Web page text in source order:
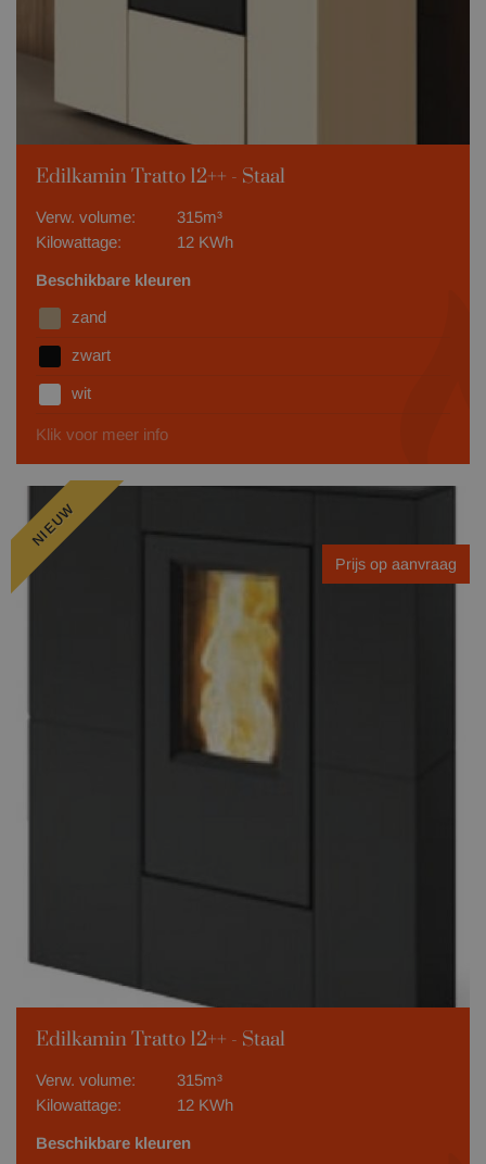
Edilkamin Tratto 12++ - Staal
Verw. volume:
315m³
Kilowattage:
12 KWh
Beschikbare kleuren
zand
zwart
wit
Klik voor meer info
NIEUW
Prijs op aanvraag
Edilkamin Tratto 12++ - Staal
Verw. volume:
315m³
Kilowattage:
12 KWh
Beschikbare kleuren